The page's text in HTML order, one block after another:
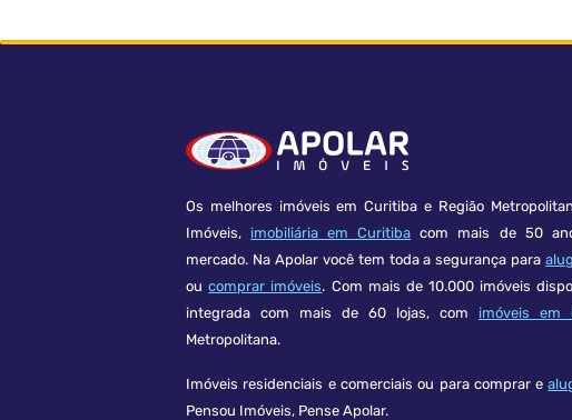
Os melhores imóveis em Curitiba e Região
Imóveis, imobiliária em Curitiba com mais de 50
mercado. Na Apolar você tem toda a segurança para
oucomprar imóveis. Com mais de 10.000 imóveis
integrada com mais de 60 lojas, com imóveis em
Metropolitana.
Imóveis residenciais e comerciais ou para comprar e
Pensou Imóveis, Pense Apolar.